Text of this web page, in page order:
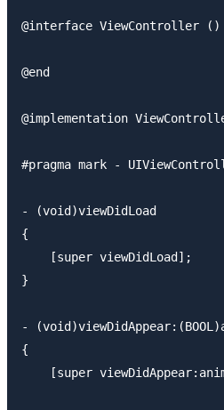
@interface ViewController ()
@end
@implementation
#pragma mark -
- (void)viewDidLoad
{
    [super viewDidLoad];
}
-
{
[super